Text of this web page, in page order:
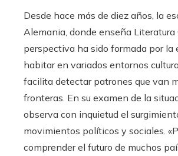
Desde hace más de diez años, la
Alemania, donde enseña Literatura
perspectiva ha sido formada por la
habitar en variados entornos
facilita detectar patrones que van
fronteras. En su examen de la
observa con inquietud el
movimientos políticos y sociales.
comprender el futuro de muchos